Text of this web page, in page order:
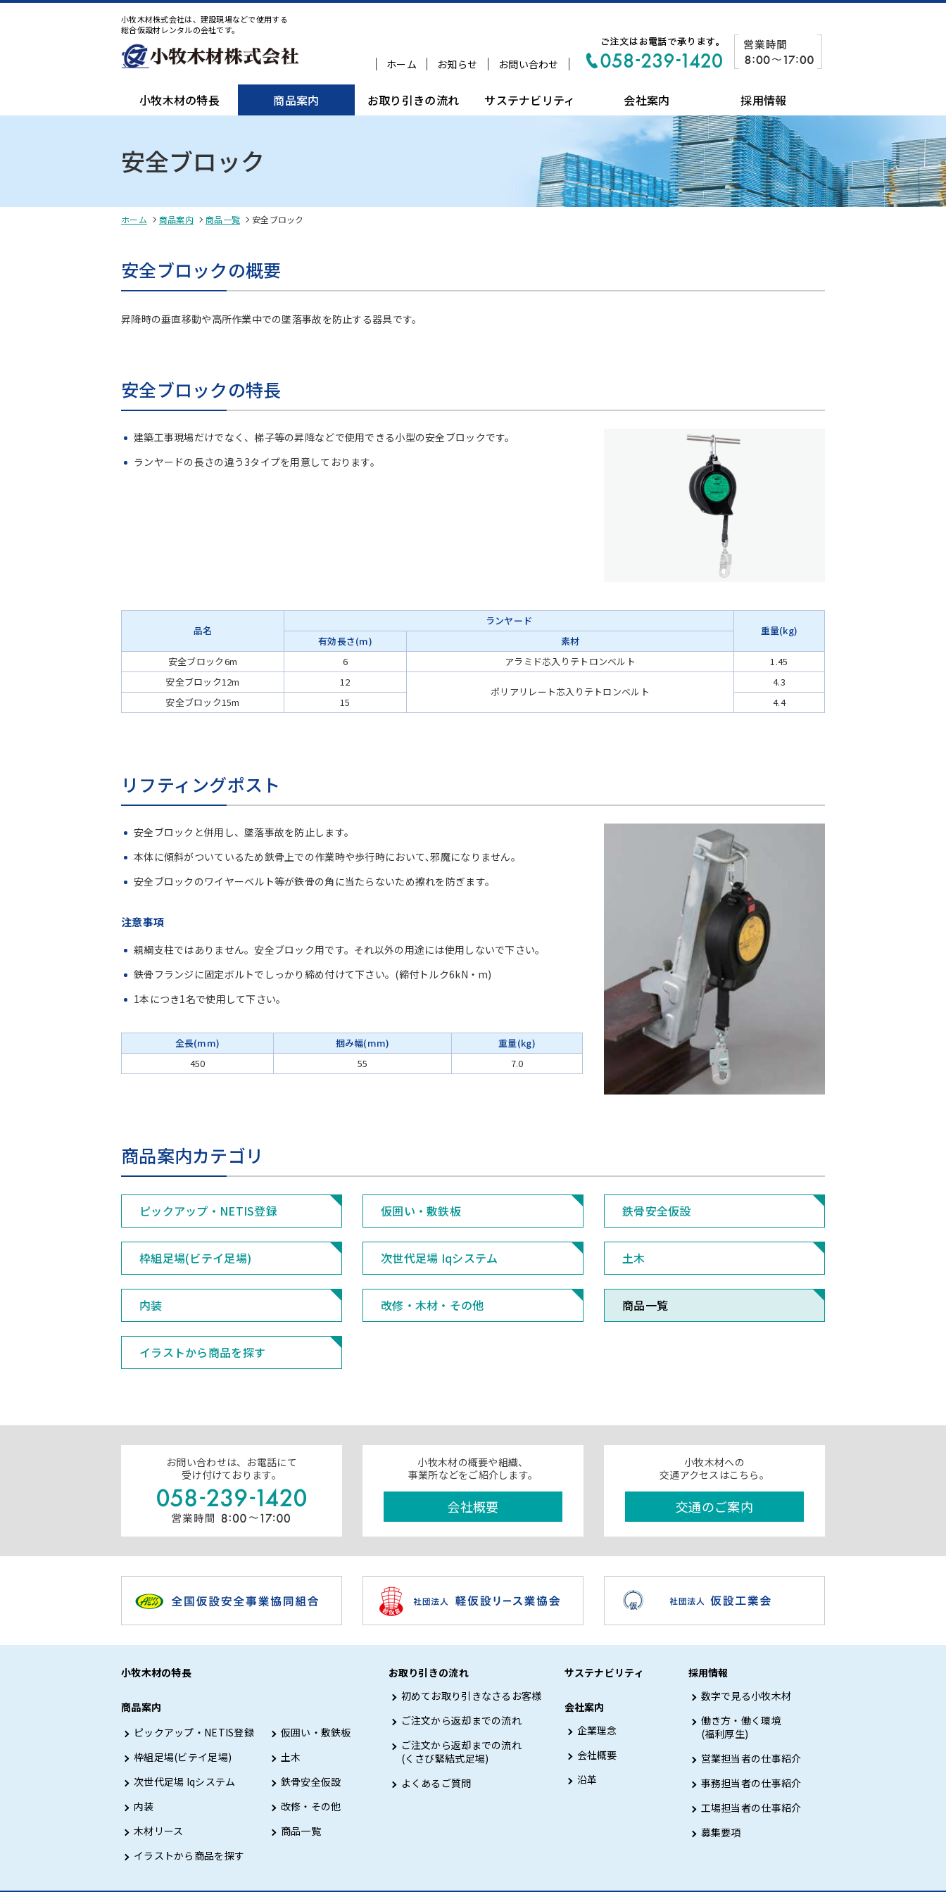
小牧木材株式会社は、建設現場などで使用する
総合仮設材レンタルの会社です。
ホーム お知らせ お問い合わせ
小牧木材の特長 商品案内 お取り引きの流れ サステナビリティ 会社案内 採用情報
安全ブロック
ホーム 商品案内 商品一覧 安全ブロック
安全ブロックの概要
昇降時の垂直移動や高所作業中での墜落事故を防止する器具です。
安全ブロックの特長
建築工事現場だけでなく、梯子等の昇降などで使用できる小型の安全ブロックです。
ランヤードの長さの違う3タイプを用意しております。
品名
ランヤード
重量(kg)
有効長さ(m)
素材
安全ブロック6m
6 アラミド芯入りテトロンベルト
1.45
安全ブロック12m
12
ポリアリレート芯入りテトロンベルト
4.3
安全ブロック15m
15 4.4
リフティングポスト
安全ブロックと併用し、墜落事故を防止します。
本体に傾斜がついているため鉄骨上での作業時や歩行時において､邪魔になりません。
安全ブロックのワイヤーベルト等が鉄骨の角に当たらないため擦れを防ぎます。
注意事項
親綱支柱ではありません。安全ブロック用です。それ以外の用途には使用しないで下さい。
鉄骨フランジに固定ボルトでしっかり締め付けて下さい。(締付トルク6kN・m)
1本につき1名で使用して下さい。
全長(mm) 掴み幅(mm)
重量(kg)
450
55 7.0
商品案内カテゴリ
ピックアップ・NETIS登録 仮囲い・敷鉄板 鉄骨安全仮設
枠組足場(ビテイ足場) 次世代足場 Iqシステム 土木
内装 改修・木材・その他 商品一覧
イラストから商品を探す
お問い合わせは、お電話にて
受け付けております。
小牧木材の概要や組織、
事業所などをご紹介します。
会社概要
小牧木材への
交通アクセスはこちら。
交通のご案内
小牧木材の特長
商品案内
ピックアップ・NETIS登録
仮囲い・敷鉄板
枠組足場(ビテイ足場)
土木
次世代足場 Iqシステム
鉄骨安全仮設
内装
改修・その他
木材リース
商品一覧
イラストから商品を探す
お取り引きの流れ
初めてお取り引きなさるお客様
ご注文から返却までの流れ
ご注文から返却までの流れ
(くさび緊結式足場)
よくあるご質問
サステナビリティ
会社案内
企業理念
会社概要
沿革
採用情報
数字で見る小牧木材
働き方・働く環境
(福利厚生)
営業担当者の仕事紹介
事務担当者の仕事紹介
工場担当者の仕事紹介
募集要項